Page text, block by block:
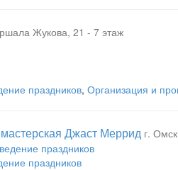
Жукова, 21 - 7 этаж
праздников, Организация и
Джаст Меррид г.
праздников
праздников